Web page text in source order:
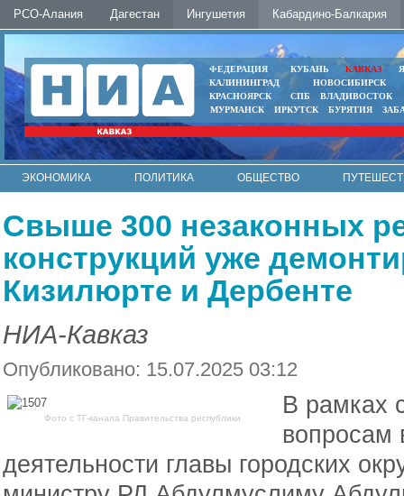
РСО-Алания Дагестан Ингушетия Кабардино-Балкария
ФЕДЕРАЦИЯ КУБАНЬ КАВКАЗ
КАЛИНИНГРАД
НОВОСИБИРСК
КРАСНОЯРСК
СПБ
ВЛАДИВОСТОК
МУРМАНСК
ИРКУТСК БУРЯТИЯ
ЭКОНОМИКА ПОЛИТИКА ОБЩЕСТВО
Свыше 300 незаконных
конструкций уже
Кизилюрте и Дербенте
НИА-Кавказ
Опубликовано: 15.07.2025 03:12
Фото с ТГ-канала Правительства республики
В рамках
деятельности главы городских